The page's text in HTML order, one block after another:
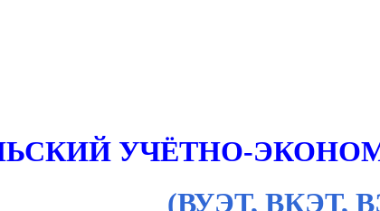
УЧЁТНО-
(ВУЭТ, ВКЭТ,